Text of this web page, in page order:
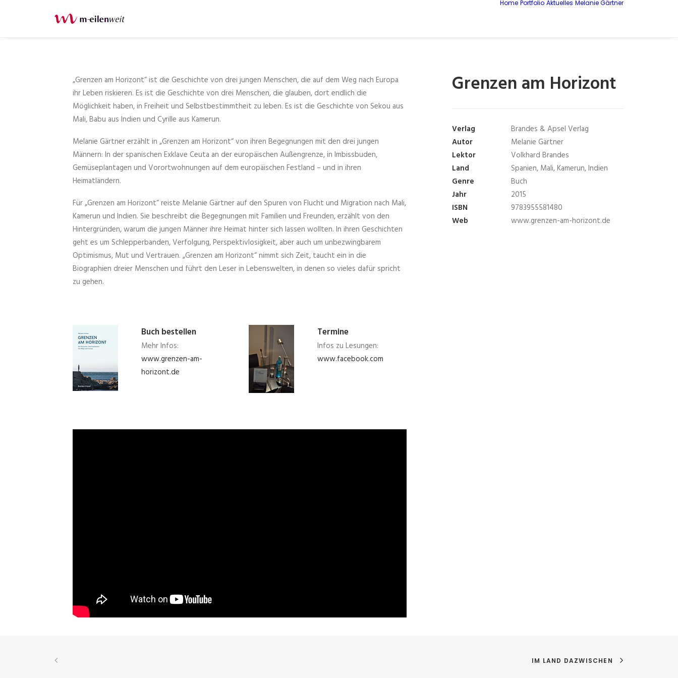
Home Portfolio Aktuelles Melanie Gärtner
„Grenzen am Horizont“ ist die Geschichte von drei jungen Menschen, die auf dem Weg nach Europa
ihr Leben riskieren. Es ist die Geschichte von drei Menschen, die glauben, dort endlich die
Möglichkeit haben, in Freiheit und Selbstbestimmtheit zu leben. Es ist die Geschichte von Sekou aus
Mali, Babu aus Indien und Cyrille aus Kamerun.
Melanie Gärtner erzählt in „Grenzen am Horizont“ von ihren Begegnungen mit den drei jungen
Männern: In der spanischen Exklave Ceuta an der europäischen Außengrenze, in Imbissbuden,
Gemüseplantagen und Vorortwohnungen auf dem europäischen Festland – und in ihren
Heimatländern.
Für „Grenzen am Horizont“ reiste Melanie Gärtner auf den Spuren von Flucht und Migration nach Mali,
Kamerun und Indien. Sie beschreibt die Begegnungen mit Familien und Freunden, erzählt von den
Hintergründen, warum die jungen Männer ihre Heimat hinter sich lassen wollten. In ihren Geschichten
geht es um Schlepperbanden, Verfolgung, Perspektivlosigkeit, aber auch um unbezwingbarem
Optimismus, Mut und Vertrauen. „Grenzen am Horizont“ nimmt sich Zeit, taucht ein in die
Biographien dreier Menschen und führt den Leser in Lebenswelten, in denen so vieles dafür spricht
zu gehen.
Buch bestellen
Mehr Infos:
www.grenzen-am-
horizont.de
Termine
Infos zu Lesungen:
www.facebook.com
Grenzen am Horizont
Verlag
Brandes & Apsel Verlag
Autor
Melanie Gärtner
Lektor
Volkhard Brandes
Land
Spanien, Mali, Kamerun, Indien
Genre
Buch
Jahr
2015
ISBN
9783955581480
Web
www.grenzen-am-horizont.de
IM LAND DAZWISCHEN